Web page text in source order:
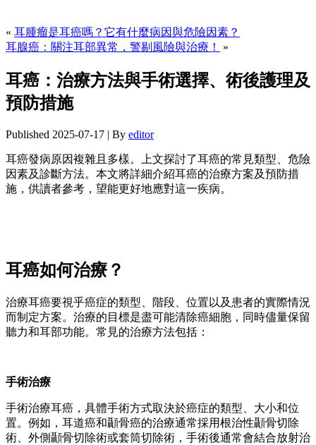
« 耳腫瘤是耳癌嗎？它有什麼病因與危險因素？
耳腺癌：關注耳部異常，警剔風險與治療！
»
耳癌：治療方法與手術選擇、術後護理及
預防措施
Published 2025-07-17 | By editor
耳癌發病原因複雜且多樣。上文探討了耳癌的常見類型、危險
因素及診斷方法。本文將詳細介紹耳癌的治療方案及預防措
施，供讀者參考，望能更好地應對這一疾病。
耳癌如何治療？
治療耳癌要視乎癌症的類型、階段、位置以及患者的實際情況
而制定方案。治療的目標是盡可能清除癌細胞，同時儘量保留
聽力和耳部功能。常見的治療方法包括：
手術治療
手術治療耳癌，具體手術方式取決於癌症的類型、大小和位
置。例如，耳道癌和顳骨癌的治療通常採用根治性顳骨切除
術、外側顳骨切除術或套筒切除術，手術後通常會結合放射治